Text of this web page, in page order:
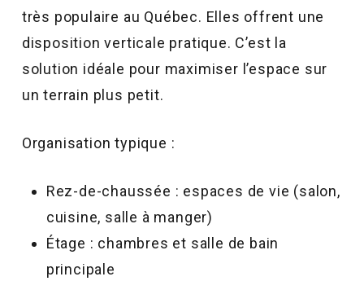
très populaire au Québec. Elles offrent une
disposition verticale pratique. C’est la
solution idéale pour maximiser l’espace sur
un terrain plus petit.
Organisation typique :
Rez-de-chaussée : espaces de vie (salon,
cuisine, salle à manger)
Étage : chambres et salle de bain
principale